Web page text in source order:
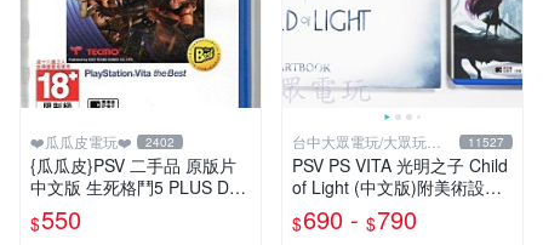
❤️瓜瓜皮電玩❤️ 2402
{瓜瓜皮}PSV 二手品 原版片
中文版 生死格鬥5 PLUS Dea
d or Alive 5(遊戲都有回收)
$550
台中大眾電玩/大眾玩具
店
11527
PSV PS VITA 光明之子 Child
of Light (中文版)附美術設定
集(二手商品)【台中大眾電
玩】
$690 - $790